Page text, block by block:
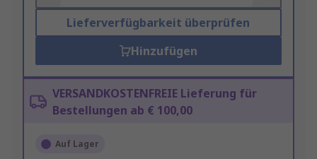
Lieferverfügbarkeit überprüfen
Hinzufügen
VERSANDKOSTENFREIE Lieferung für
Bestellungen ab € 100,00
Auf Lager